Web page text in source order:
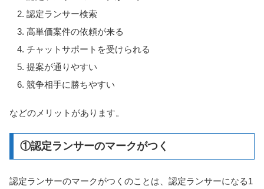
認定ランサー検索
高単価案件の依頼が来る
チャットサポートを受けられる
提案が通りやすい
競争相手に勝ちやすい
などのメリットがあります。
①認定ランサーのマークがつく
認定ランサーのマークがつくのことは、認定ランサーになる1